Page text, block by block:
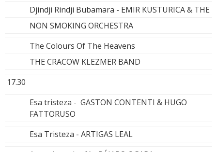
Djindji Rindji Bubamara - EMIR KUSTURICA & THE
NON SMOKING ORCHESTRA
The Colours Of The Heavens
THE CRACOW KLEZMER BAND
17.30
Esa tristeza - GASTON CONTENTI & HUGO
FATTORUSO
Esa Tristeza - ARTIGAS LEAL